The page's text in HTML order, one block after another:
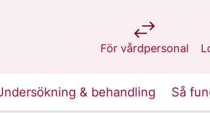
För vårdpersonal
på 1177.se
& behandling Så